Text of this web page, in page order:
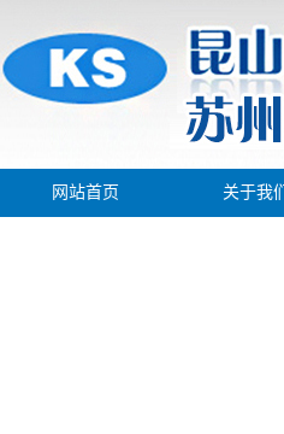
网站首页 关于我们